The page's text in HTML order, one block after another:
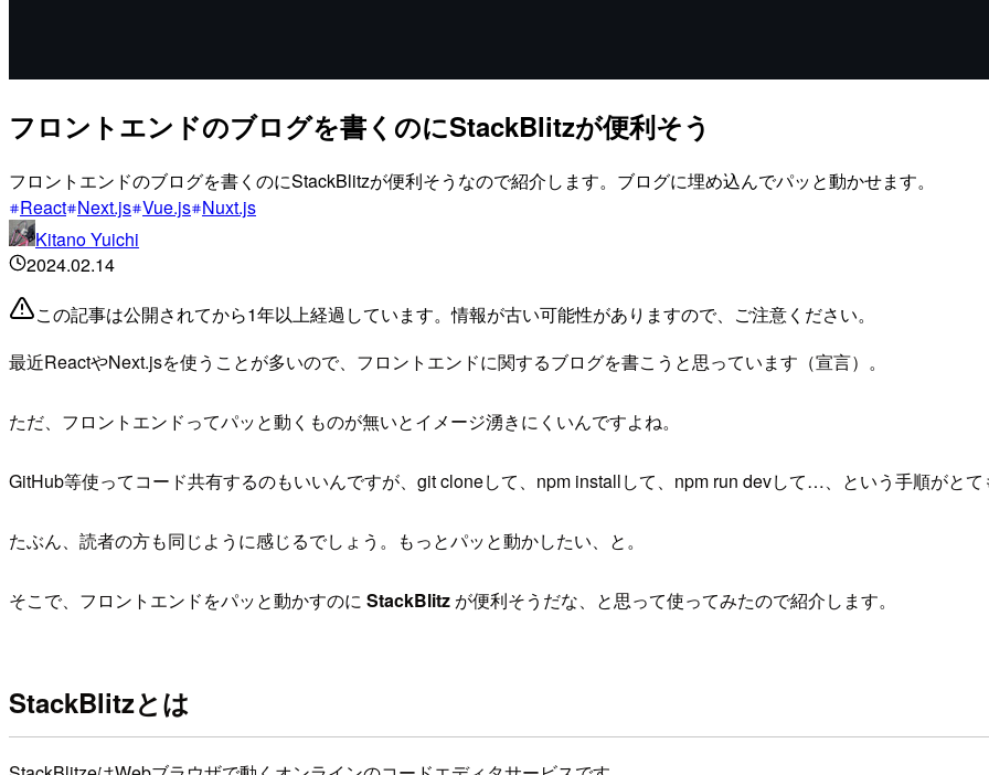
フロントエンドのブログを書くのにStackBlitzが便利そう
フロントエンドのブログを書くのにStackBlitzが便利そうなので紹介します。ブログに埋め込んでパッと動かせます。
React Next.js Vue.js Nuxt.js
Kitano Yuichi
2024.02.14
この記事は公開されてから1年以上経過しています。情報が古い可能性がありますので、ご注意ください。
最近ReactやNext.jsを使うことが多いので、フロントエンドに関するブログを書こうと思っています（宣言）。
ただ、フロントエンドってパッと動くものが無いとイメージ湧きにくいんですよね。
GitHub等使ってコード共有するのもいいんですが、git cloneして、npm installして、npm run devして…、という手順がと
たぶん、読者の方も同じように感じるでしょう。もっとパッと動かしたい、と。
そこで、フロントエンドをパッと動かすのに StackBlitz が便利そうだな、と思って使ってみたので紹介します。
StackBlitzとは